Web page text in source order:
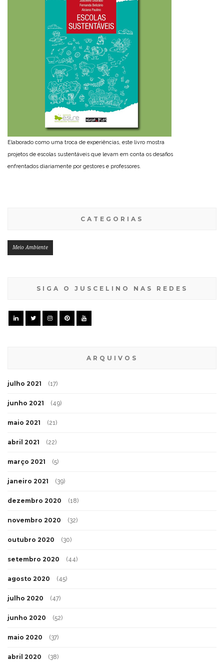
Elaborado como uma troca de experiências, este livro mostra
projetos de escolas sustentáveis que levam em conta os desafios
enfrentados diariamente por gestores e professores.
CATEGORIAS
Meio Ambiente
SIGA O JUSCELINO NAS REDES
ARQUIVOS
julho 2021 (17)
junho 2021 (49)
maio 2021 (21)
abril 2021 (22)
março 2021 (5)
janeiro 2021 (39)
dezembro 2020 (18)
novembro 2020 (32)
outubro 2020 (30)
setembro 2020 (44)
agosto 2020 (45)
julho 2020 (47)
junho 2020 (52)
maio 2020 (37)
abril 2020 (38)